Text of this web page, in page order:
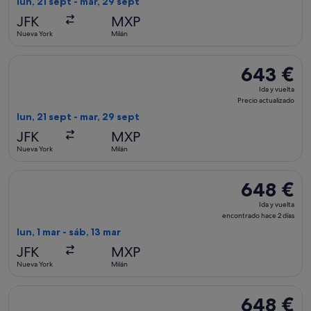
JFK
Nueva York
MXP
Milán
643 €
Ida
y
643 €
Ida y vuelta
Precio actualizado
lun, 21 sept - mar, 29 sept
JFK
Nueva York
MXP
Milán
648 €
Ida
y
648 €
Ida y vuelta
encontrado hace 2 días
lun, 1 mar - sáb, 13 mar
JFK
Nueva York
MXP
Milán
648 €
648 €